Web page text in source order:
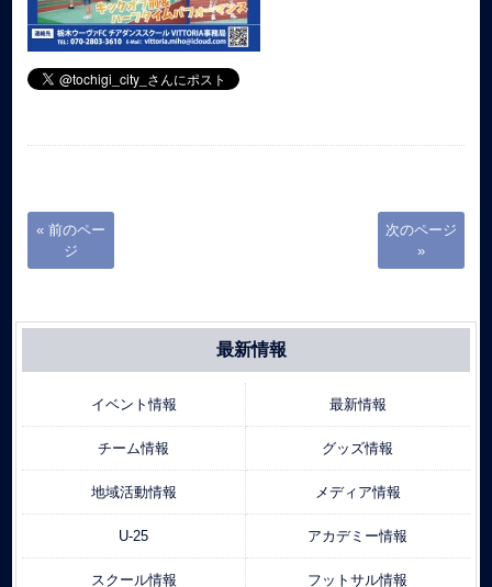
« 前のペー
ジ
次のページ
»
最新情報
イベント情報 最新情報
チーム情報 グッズ情報
地域活動情報 メディア情報
U-25 アカデミー情報
スクール情報 フットサル情報